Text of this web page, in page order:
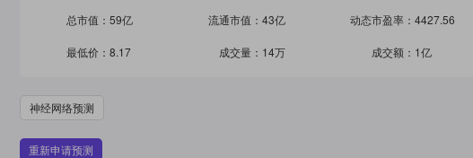
总市值： 59亿 流通市值： 43亿 动态市盈率： 4427.56
最低价： 8.17 成交量： 14万 成交额： 1亿
神经网络预测
重新申请预测